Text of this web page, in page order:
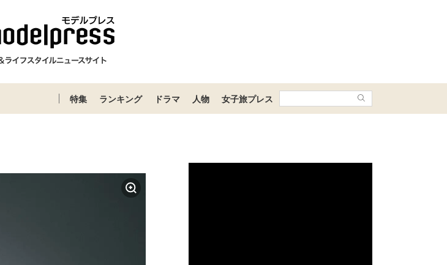
特集 ランキング ドラマ 人物 女子旅プレス